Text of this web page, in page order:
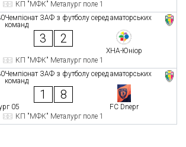
КП "МФК" Металург поле 1
Чемпіонат ЗАФ з футболу серед аматорських
команд
3 2
ХНА-Юніор
КП "МФК" Металург поле 1
Чемпіонат ЗАФ з футболу серед аматорських
команд
05
1 8
FC Dnepr
КП "МФК" Металург поле 1